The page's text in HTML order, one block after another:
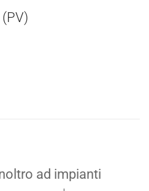
ad impianti